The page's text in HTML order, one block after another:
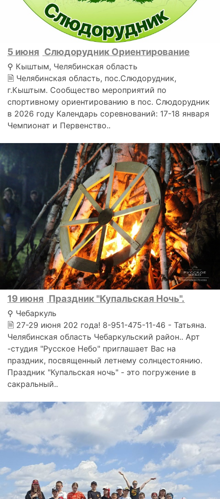
5 июня Слюдорудник Ориентирование
⚲ Кыштым, Челябинская область
🗎 Челябинская область, пос.Слюдорудник,
г.Кыштым. Сообщество мероприятий по
спортивному ориентированию в пос. Слюдорудник
в 2026 году Календарь соревнований: 17-18 января
Чемпионат и Первенство..
19 июня Праздник "Купальская Ночь".
⚲ Чебаркуль
🗎 27-29 июня 202 года! 8-951-475-11-46 - Татьяна.
Челябинская область Чебаркульский район.. Арт
-студия "Русское Небо" приглашает Вас на
праздник, посвященный летнему солнцестоянию.
Праздник "Купальская ночь" - это погружение в
сакральный..